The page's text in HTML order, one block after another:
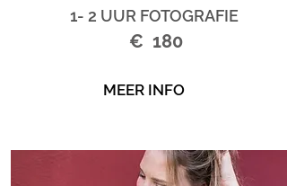
1- 2 UUR FOTOGRAFIE
€ 180
MEER INFO